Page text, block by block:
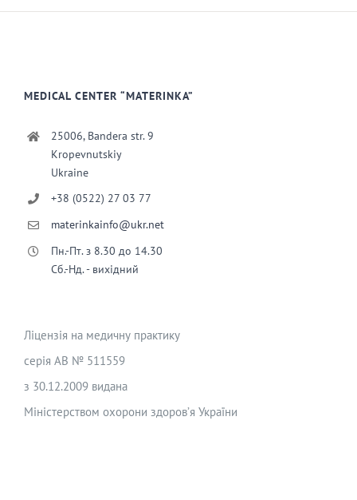
MEDICAL CENTER “MATERINKA”
25006, Bandera str. 9
Kropevnutskiy
Ukraine
+38 (0522) 27 03 77
materinkainfo@ukr.net
Пн.-Пт. з 8.30 до 14.30
Сб.-Нд. - вихідний
Ліцензія на медичну практику
серія АВ № 511559
з 30.12.2009 видана
Міністерством охорони здоров’я України